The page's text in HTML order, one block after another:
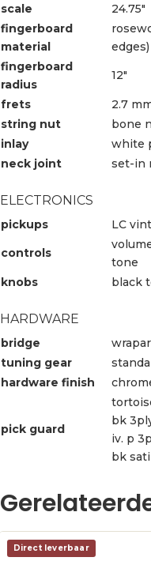
scale
24.75″
fingerboard
material
edges)
fingerboard
radius
12″
frets
2.7
string nut
bone
inlay
white
neck joint
set-in
ELECTRONICS
pickups
LC
controls
tone
knobs
black
HARDWARE
bridge
tuning gear
hardware finish
pick guard
bk
iv. p
bk
Direct leverbaar